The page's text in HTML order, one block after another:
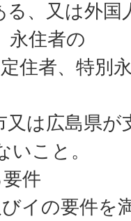
、又は外国
永住者の
、特別永
は広島県が
こと。
件
イの要件を